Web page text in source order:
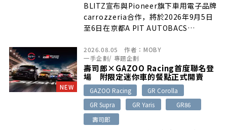
BLITZ宣布與Pioneer旗下車用電子品牌
carrozzeria合作，將於2026年9月5日
至6日在京都A PIT AUTOBACS
可透過N-ONE RS、GR86與Civic Type
R展示車，實際體驗懸吊、雷射與雷達偵
測器、顯示型音響主機及數位音訊處理
器，並提供事前預約贈品與成交優惠。
NEW
2026.08.05 作者： MOBY
一手企劃/ 專題企劃
壽司郎×GAZOO Racing首度聯名登
場 附限定迷你車的餐點正式開賣
GAZOO Racing
GR Corolla
GR Supra
GR Yaris
GR86
壽司郎